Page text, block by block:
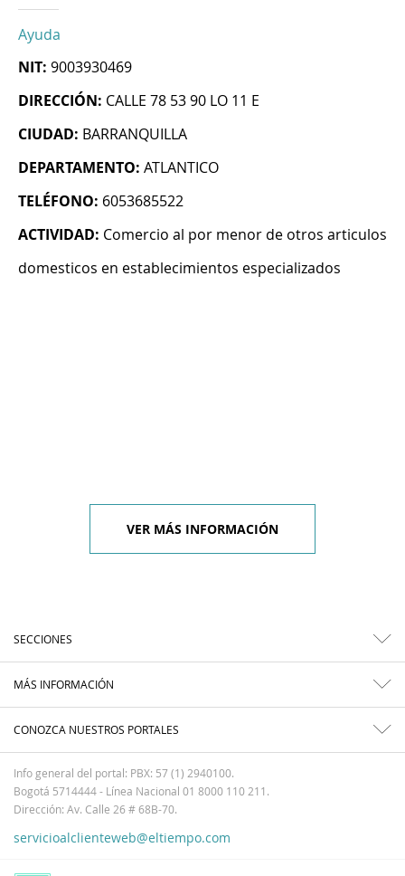
Ayuda
NIT: 9003930469
DIRECCIÓN: CALLE 78 53 90 LO 11 E
CIUDAD: BARRANQUILLA
DEPARTAMENTO: ATLANTICO
TELÉFONO: 6053685522
ACTIVIDAD: Comercio al por menor de otros articulos
domesticos en establecimientos especializados
VER MÁS INFORMACIÓN
SECCIONES
MÁS INFORMACIÓN
CONOZCA NUESTROS PORTALES
Info general del portal: PBX: 57 (1) 2940100.
Bogotá 5714444 - Línea Nacional 01 8000 110 211.
Dirección: Av. Calle 26 # 68B-70.
servicioalclienteweb@eltiempo.com